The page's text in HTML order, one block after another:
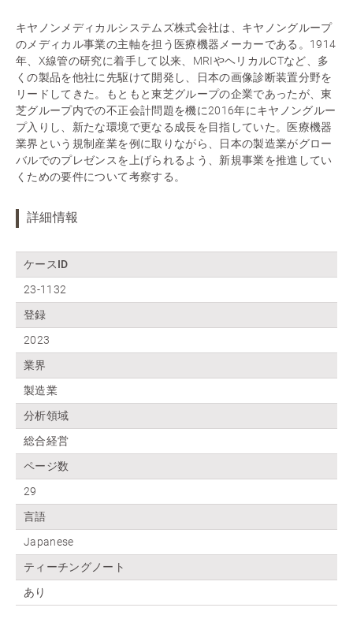
キヤノンメディカルシステムズ株式会社は、キヤノングループ
のメディカル事業の主軸を担う医療機器メーカーである。1914
年、X線管の研究に着手して以来、MRIやヘリカルCTなど、多
くの製品を他社に先駆けて開発し、日本の画像診断装置分野を
リードしてきた。もともと東芝グループの企業であったが、東
芝グループ内での不正会計問題を機に2016年にキヤノングルー
プ入りし、新たな環境で更なる成長を目指していた。医療機器
業界という規制産業を例に取りながら、日本の製造業がグロー
バルでのプレゼンスを上げられるよう、新規事業を推進してい
くための要件について考察する。
詳細情報
ケースID
23-1132
登録
2023
業界
製造業
分析領域
総合経営
ページ数
29
言語
Japanese
ティーチングノート
あり